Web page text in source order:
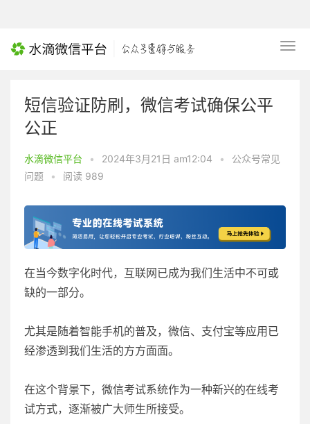
短信验证防刷，微信考试确保公平
公正
水滴微信平台 • 2024年3月21日 am12:04 •
公众号常见
问题
• 阅读 989
在当今数字化时代，互联网已成为我们生活中不可或
缺的一部分。
尤其是随着智能手机的普及，微信、支付宝等应用已
经渗透到我们生活的方方面面。
在这个背景下，微信考试系统作为一种新兴的在线考
试方式，逐渐被广大师生所接受。